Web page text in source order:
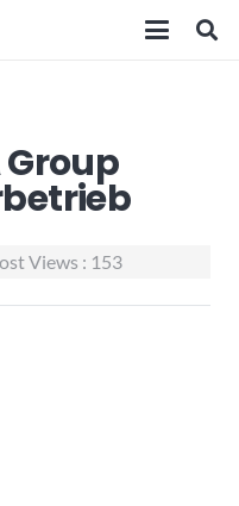
Group
Views : 153